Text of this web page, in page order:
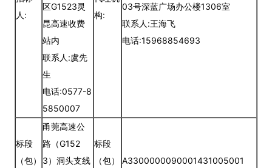
人:
区G1523灵
昆高速收费
站内
联系人:虞先
生
电话:0577-8
5850007
构:
03号深蓝广场办公楼1306室
联系人:王海飞
电话:15968854693
标段
（包）
甬莞高速公
路（G152
3）洞头支线
标段
（包）
A3300000090001431005001